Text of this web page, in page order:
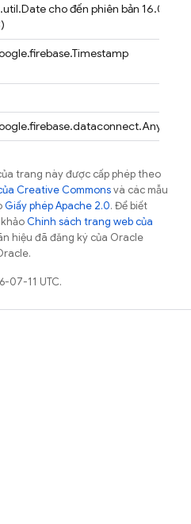
cho đến phiên bản 16.0.0-
trang này được cấp phép theo
Creative Commonsvà các mẫu
Giấy phép Apache 2.0. Để biết
Chính sách trang web của
hiệu đã đăng ký của Oracle
07-11 UTC.